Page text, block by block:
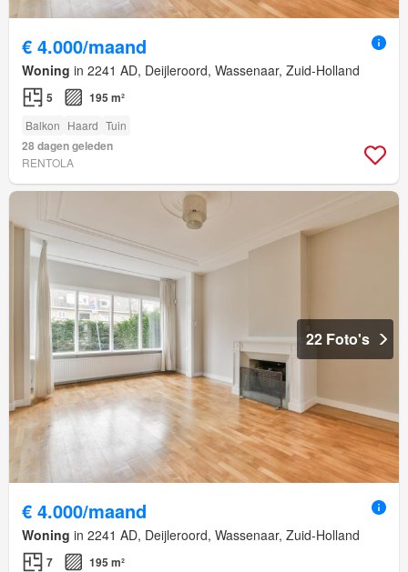
€ 4.000/maand
Woning in 2241 AD, Deijleroord, Wassenaar, Zuid-Holland
5 195 m²
Balkon Haard Tuin
28 dagen geleden
RENTOLA
22 Foto's
€ 4.000/maand
Woning in 2241 AD, Deijleroord, Wassenaar, Zuid-Holland
7 195 m²